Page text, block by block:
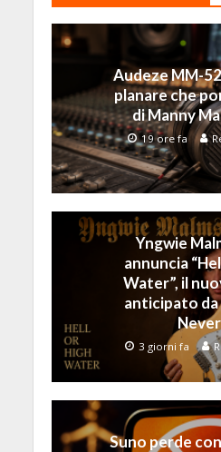
Audeze MM-
planare che
di Manny
19 ore fa
Yngwie
annuncia
Water”, il
anticipato da
3 giorni fa
Suno perde